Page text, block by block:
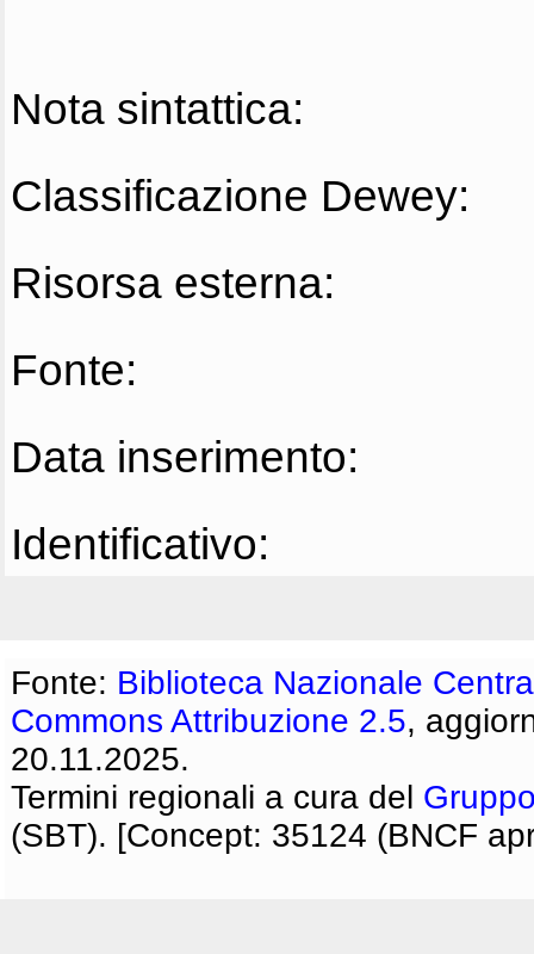
Nota sintattica:
Classificazione Dewey:
Risorsa esterna:
Fonte:
Data inserimento:
Identificativo:
Fonte: Biblioteca Nazionale
Commons Attribuzione 2.5,
20.11.2025.
Termini regionali a cura del
(SBT). [Concept: 35124 (BNCF